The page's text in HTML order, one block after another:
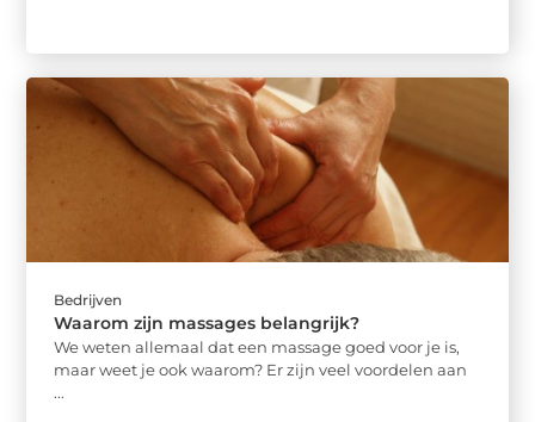
Bedrijven
Waarom zijn massages belangrijk?
We weten allemaal dat een massage goed voor je is,
maar weet je ook waarom? Er zijn veel voordelen aan
...